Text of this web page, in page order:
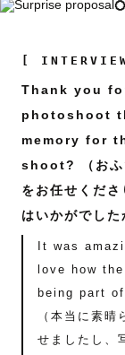
[
Thank you
photoshoot
memory for
shoot? （おふ
をお任せくだ
はいかがでした
It was
love how
being part
（本当に素
せましたし、